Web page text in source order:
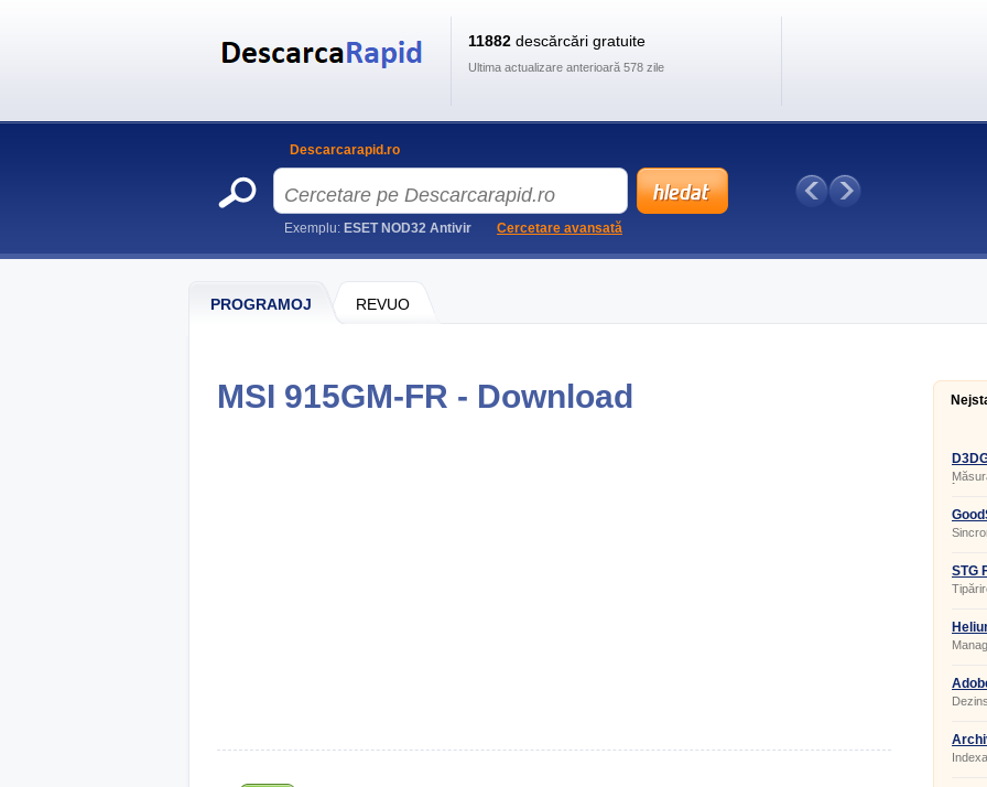
PROGRAMOJ REVUO
MSI 915GM-FR - Download
în
STG
11882 descărcări gratuite
Ultima actualizare anterioară 578 zile
Descarcarapid.ro
Exemplu: ESET NOD32 Antivir Cercetare avansată